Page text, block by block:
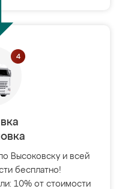
Высоковску и всей
бесплатно!
10% от стоимости